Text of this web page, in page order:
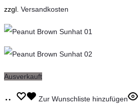
auf.
Optionen
können
der
Produktseite
zzgl. Versandkosten
Ausverkauft
Ausführung
Dieses
Zur Wunschliste hinzufügen